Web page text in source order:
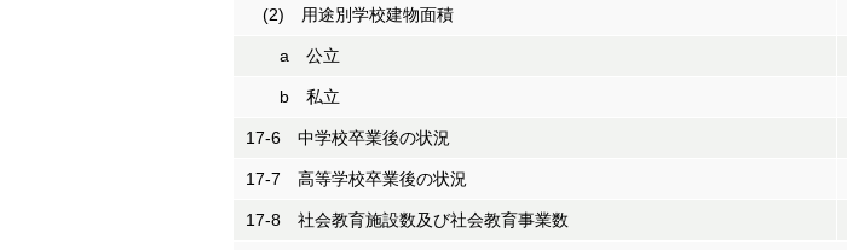
(2) 用途別学校建物面積
a 公立
b 私立
17-6 中学校卒業後の状況
17-7 高等学校卒業後の状況
17-8 社会教育施設数及び社会教育事業数